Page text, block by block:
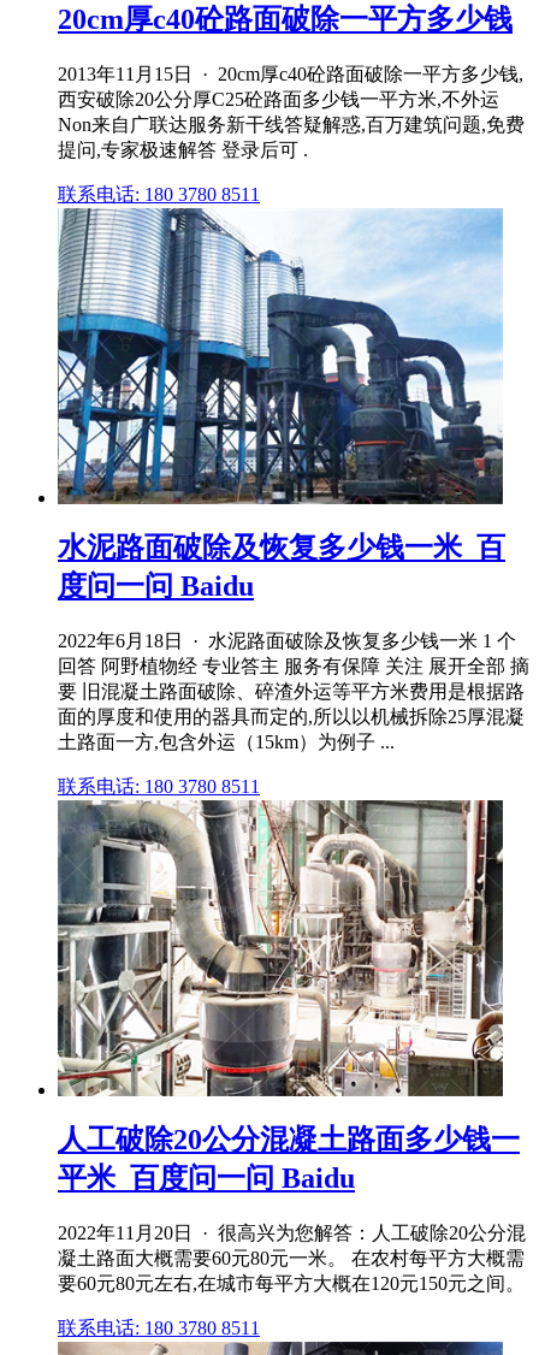
20cm厚c40砼路面破除一平方多少钱
2013年11月15日 · 20cm厚c40砼路面破除一平方多少钱,
西安破除20公分厚C25砼路面多少钱一平方米,不外运
Non来自广联达服务新干线答疑解惑,百万建筑问题,免费
提问,专家极速解答 登录后可 .
联系电话: 180 3780 8511
水泥路面破除及恢复多少钱一米_百
度问一问 Baidu
2022年6月18日 · 水泥路面破除及恢复多少钱一米 1 个
回答 阿野植物经 专业答主 服务有保障 关注 展开全部 摘
要 旧混凝土路面破除、碎渣外运等平方米费用是根据路
面的厚度和使用的器具而定的,所以以机械拆除25厚混凝
土路面一方,包含外运（15km）为例子 ...
联系电话: 180 3780 8511
人工破除20公分混凝土路面多少钱一
平米_百度问一问 Baidu
2022年11月20日 · 很高兴为您解答：人工破除20公分混
凝土路面大概需要60元80元一米。 在农村每平方大概需
要60元80元左右,在城市每平方大概在120元150元之间。
联系电话: 180 3780 8511